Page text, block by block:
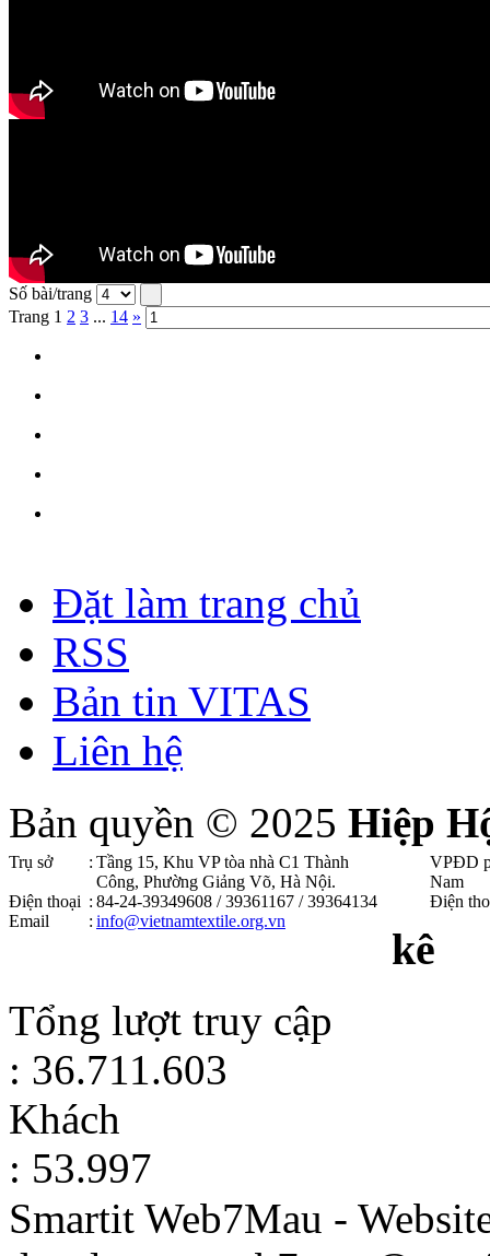
Số bài/trang
Trang 1 2 3 ... 14 »
Đặt làm trang chủ
RSS
Bản tin VITAS
Liên hệ
Bản quyền © 2025 Hiệp
Trụ sở : Tầng 15, Khu VP tòa nhà C1 Thành
Công, Phường Giảng Võ, Hà Nội .
Điện thoại : 84-24-39349608 / 39361167 / 39364134
Email
: info@vietnamtextile.org.vn
VPĐD
Nam
Điện
kê
Tổng lượt truy cập
: 36.711.603
Khách
: 53.997
Smartit Web7Mau -